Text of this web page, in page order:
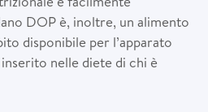
DOP è, inoltre, un alimento
disponibile per l’apparato
nelle diete di chi è